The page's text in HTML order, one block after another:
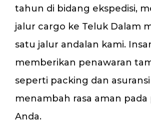
tahun di bidang ekspedisi,
jalur cargo ke Teluk Dalam
satu jalur andalan kami.
memberikan penawaran
seperti packing dan
menambah rasa aman
Anda.